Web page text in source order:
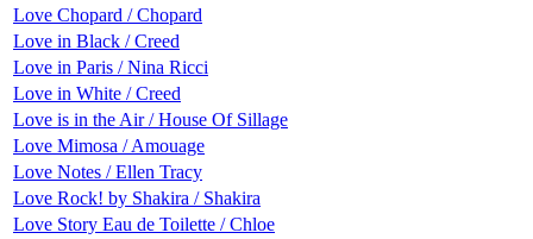
Love Chopard / Chopard
Love in Black / Creed
Love in Paris / Nina Ricci
Love in White / Creed
Love is in the Air / House Of Sillage
Love Mimosa / Amouage
Love Notes / Ellen Tracy
Love Rock! by Shakira / Shakira
Love Story Eau de Toilette / Chloe